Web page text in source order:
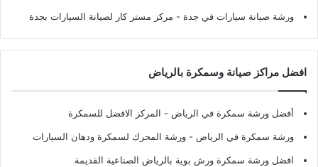
ورشة صيانة سيارات في جدة - مركز مستر كار لصيانة السيارات بجدة
افضل مراكز صيانة وسمكرة بالرياض
أفضل ورشة سمكرة في الرياض - المركز الافضل للسمكرة
ورشة سمكرة في الرياض - ورشة المحرك لسمكرة ودهان السيارات
افضل ورشة سمكرة ورش بوية بالرياض الصناعية القديمة